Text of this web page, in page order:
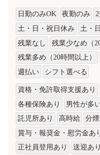
日勤のみOK 夜勤のみ
土・日・祝日休み
土・
残業なし
残業少なめ（
残業多め（20時間以上）
週払い
シフト選べる
資格・免許取得支援あり
各種保険あり
男性が多
託児所あり
高時給
分
賞与・報奨金・慰労金あ
正社員登用あり
送迎あり